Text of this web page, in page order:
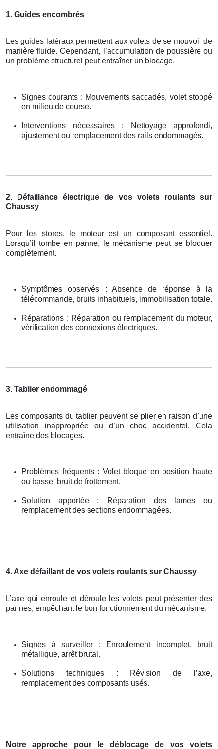
1. Guides encombrés
Les guides latéraux permettent aux volets de se mouvoir de
manière fluide. Cependant, l’accumulation de poussière ou
un problème structurel peut entraîner un blocage.
Signes courants : Mouvements saccadés, volet stoppé
en milieu de course.
Interventions nécessaires : Nettoyage approfondi,
ajustement ou remplacement des rails endommagés.
2. Défaillance électrique de vos volets roulants sur
Chaussy
Pour les stores, le moteur est un composant essentiel.
Lorsqu’il tombe en panne, le mécanisme peut se bloquer
complètement.
Symptômes observés : Absence de réponse à la
télécommande, bruits inhabituels, immobilisation totale.
Réparations : Réparation ou remplacement du moteur,
vérification des connexions électriques.
3. Tablier endommagé
Les composants du tablier peuvent se plier en raison d’une
utilisation inappropriée ou d’un choc accidentel. Cela
entraîne des blocages.
Problèmes fréquents : Volet bloqué en position haute
ou basse, bruit de frottement.
Solution apportée : Réparation des lames ou
remplacement des sections endommagées.
4. Axe défaillant de vos volets roulants sur Chaussy
L’axe qui enroule et déroule les volets peut présenter des
pannes, empêchant le bon fonctionnement du mécanisme.
Signes à surveiller : Enroulement incomplet, bruit
métallique, arrêt brutal.
Solutions techniques : Révision de l’axe,
remplacement des composants usés.
Notre approche pour le déblocage de vos volets